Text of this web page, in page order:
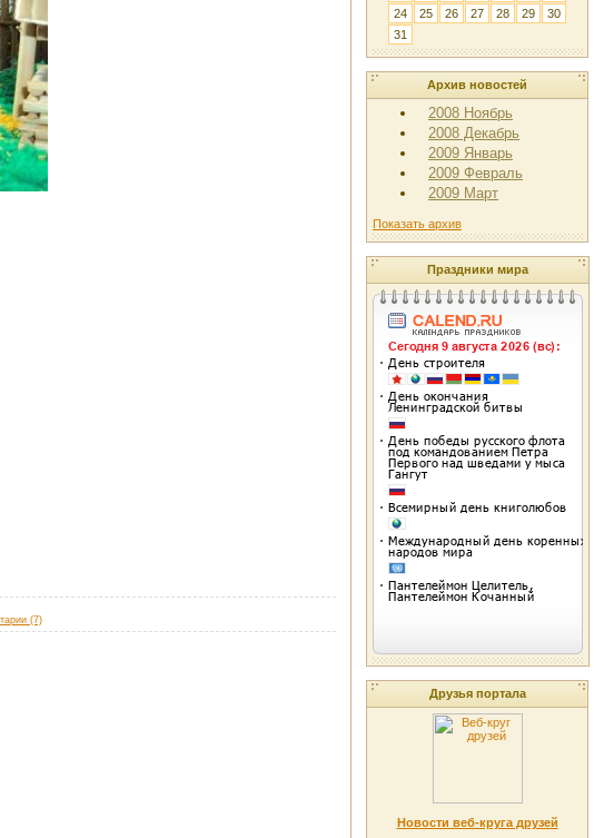
(7)
24
25 26 27 28 29
30
31
Архив новостей
2008 Ноябрь
2008 Декабрь
2009 Январь
2009 Февраль
2009 Март
Показать архив
Праздники мира
Друзья портала
Новости веб-круга друзей